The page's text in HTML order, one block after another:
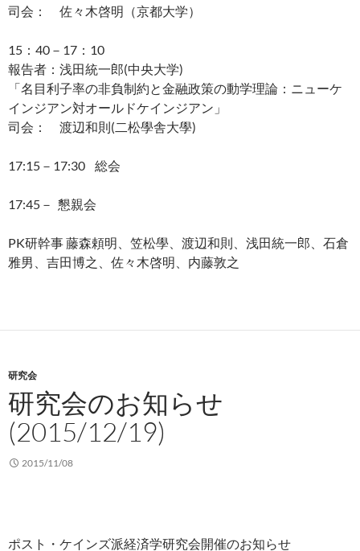
司会： 佐々木啓明（京都大学）
15：40－17：10
報告者：浅田統一郎(中央大学)
「名目利子率の非負制約と金融政策の動学理論： ニューケ
インジアン対オールドケインジアン」
司会： 渡辺和則(二松學舎大學)
17:15－17:30 総会
17:45－ 懇親会
PK研幹事 藤森頼明、笠松學、渡辺和則、浅田統一郎、石倉
雅男、吉田博之、 佐々木啓明、内藤敦之
研究会
研究会のお知らせ
(2015/12/19)
2015/11/08
ポスト・ケインズ派経済学研究会開催のお知らせ